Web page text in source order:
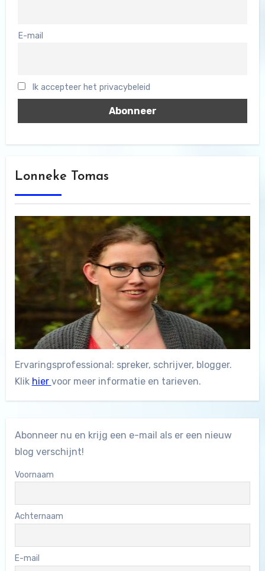
E-mail
Ik accepteer het privacybeleid
Lonneke Tomas
Ervaringsprofessional: spreker, schrijver, blogger.
Klik hier voor meer informatie en tarieven.
Abonneer nu en krijg een e-mail als er een nieuw
blog verschijnt!
Voornaam
Achternaam
E-mail